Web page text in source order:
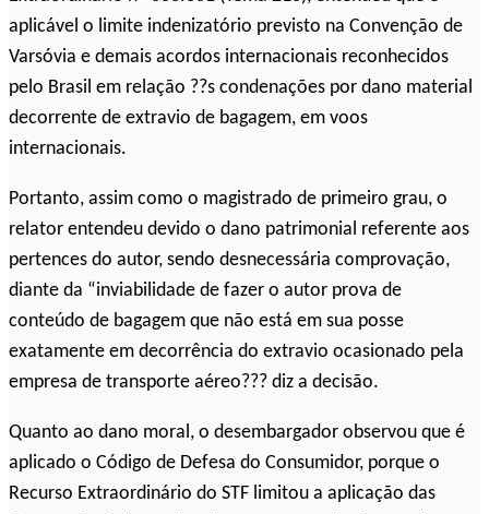
aplicável o limite indenizatório previsto na Convenção de
Varsóvia e demais acordos internacionais reconhecidos
pelo Brasil em relação ??s condenações por dano material
decorrente de extravio de bagagem, em voos
internacionais.
Portanto, assim como o magistrado de primeiro grau, o
relator entendeu devido o dano patrimonial referente aos
pertences do autor, sendo desnecessária comprovação,
diante da “inviabilidade de fazer o autor prova de
conteúdo de bagagem que não está em sua posse
exatamente em decorrência do extravio ocasionado pela
empresa de transporte aéreo??? diz a decisão.
Quanto ao dano moral, o desembargador observou que é
aplicado o Código de Defesa do Consumidor, porque o
Recurso Extraordinário do STF limitou a aplicação das